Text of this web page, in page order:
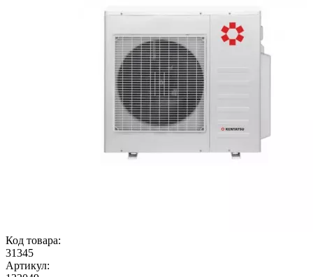
Код товара:
31345
Артикул: